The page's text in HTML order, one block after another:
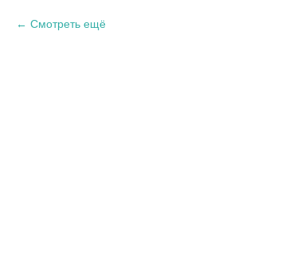
Смотреть ещё